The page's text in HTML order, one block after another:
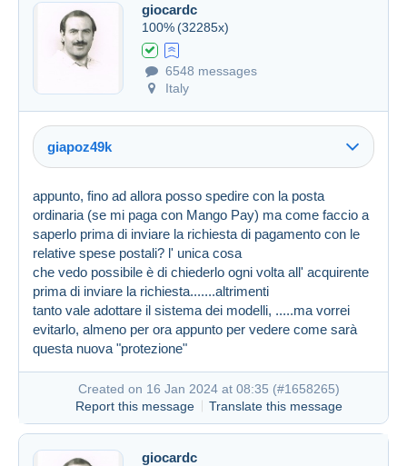
Link (https)
Link (https)
giocardc
100% (32285x)
6548 messages
Italy
giapoz49k
appunto, fino ad allora posso spedire con la posta
ordinaria (se mi paga con Mango Pay) ma come faccio a
saperlo prima di inviare la richiesta di pagamento con le
relative spese postali? l' unica cosa
che vedo possibile è di chiederlo ogni volta all' acquirente
prima di inviare la richiesta.......altrimenti
tanto vale adottare il sistema dei modelli, .....ma vorrei
evitarlo, almeno per ora appunto per vedere come sarà
questa nuova "protezione"
Created on 16 Jan 2024 at 08:35 (#1658265)
Report this message
Translate this message
giocardc